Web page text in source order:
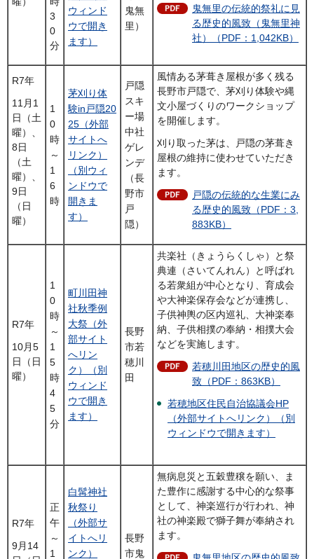
3
0
分
ウィンド
ウで開き
ます）
鬼無
里）
鬼無里の伝統的祭礼に見
る歴史的風致（鬼無里神
社）（PDF：1,042KB）
R7年
11月1
日（土
曜）、
8日
（土
曜）、
9日
（日
曜）
1
0
時
～
1
6
時
茅刈り体
験in戸隠20
25（外部
サイトへ
リンク）
（別ウィ
ンドウで
開きま
す）
戸隠
スキ
ー場
中社
ゲレ
ンデ
（長
野市
戸
隠）
風情ある茅葺き屋根が多く残る
長野市戸隠で、茅刈り体験や縄
文小屋づくりのワークショップ
を開催します。
刈り取った茅は、戸隠の茅葺き
屋根の維持に使わせていただき
ます。
戸隠の伝統的な生業にみ
る歴史的風致（PDF：3,
883KB）
R7年
10月5
日（日
曜）
1
0
時
～
1
5
時
4
5
分
町川田神
社秋季例
大祭（外
部サイト
へリン
ク）（別
ウィンド
ウで開き
ます）
長野
市若
穂川
田
共楽社（きょうらくしゃ）と祭
典連（さいてんれん）と呼ばれ
る若衆組が中心となり、育成会
や大神楽保存会などが連携し、
子供神輿の区内巡礼、大神楽奉
納、子供相撲の奉納・相撲大会
などを実施します。
若穂川田地区の歴史的風
致（PDF：863KB）
若穂地区住民自治協議会HP
（外部サイトへリンク）（別
ウィンドウで開きます）
R7年
9月14
正
午
～
1
白髯神社
秋祭り
（外部サ
イトへリ
ンク）
長野
市鬼
無病息災と五穀豊穣を願い、ま
た豊作に感謝する中心的な祭事
として、神楽巡行が行われ、神
社の神楽殿で獅子舞が奉納され
ます。